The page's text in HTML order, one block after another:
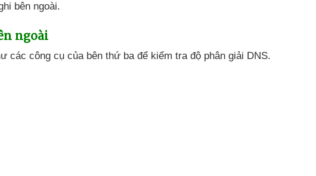
bên ngoài.
ngoài
các công cụ của bên thứ ba để kiểm tra độ phân giải DNS.